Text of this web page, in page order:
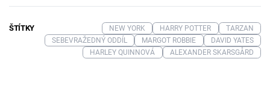
ŠTÍTKY NEW YORK HARRY POTTER
TARZAN
SEBEVRAŽEDNÝ ODDÍL
MARGOT ROBBIE
DAVID YATES
HARLEY QUINNOVÁ
ALEXANDER SKARSGÅRD